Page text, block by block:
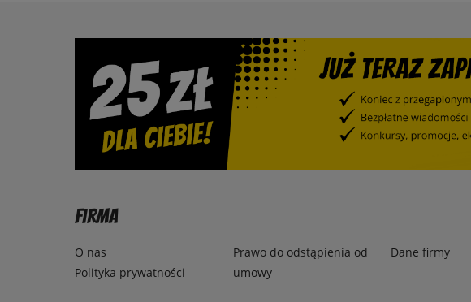
Firma
O nas
Polityka prywatności
Prawo do odstąpienia od
umowy
Dane firmy